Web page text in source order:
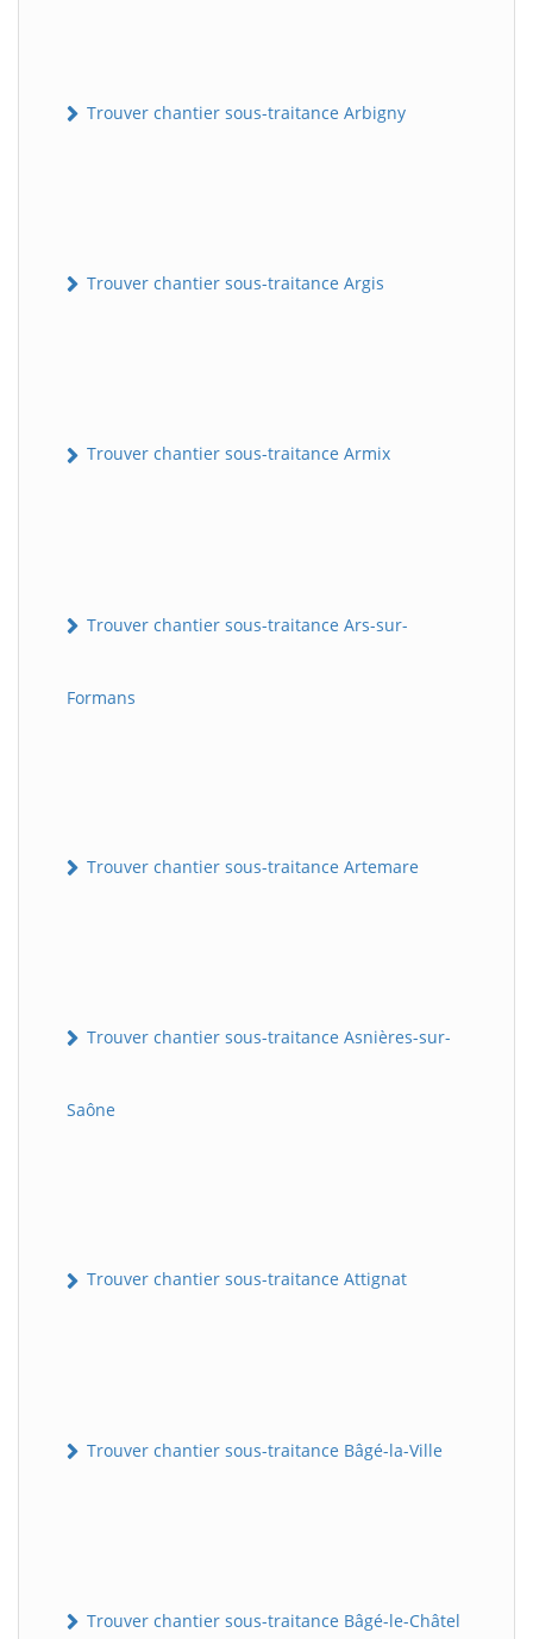
Trouver chantier sous-traitance Arbigny
Trouver chantier sous-traitance Argis
Trouver chantier sous-traitance Armix
Trouver chantier sous-traitance Ars-sur-
Formans
Trouver chantier sous-traitance Artemare
Trouver chantier sous-traitance Asnières-sur-
Saône
Trouver chantier sous-traitance Attignat
Trouver chantier sous-traitance Bâgé-la-Ville
Trouver chantier sous-traitance Bâgé-le-Châtel